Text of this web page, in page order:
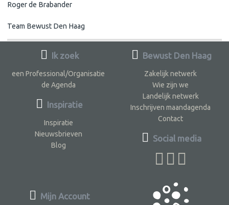
Roger de Brabander
Team Bewust Den Haag
Ik zoek
een Professional/Organisatie
de Agenda
Inspiratie
Inspiratie
Nieuwsbrieven
Blog
Bewust Den Haag
Zakelijk netwerk
Wie zijn we
Landelijk netwerk
Inschrijven maandagenda
Contact
Social media
Mijn Account